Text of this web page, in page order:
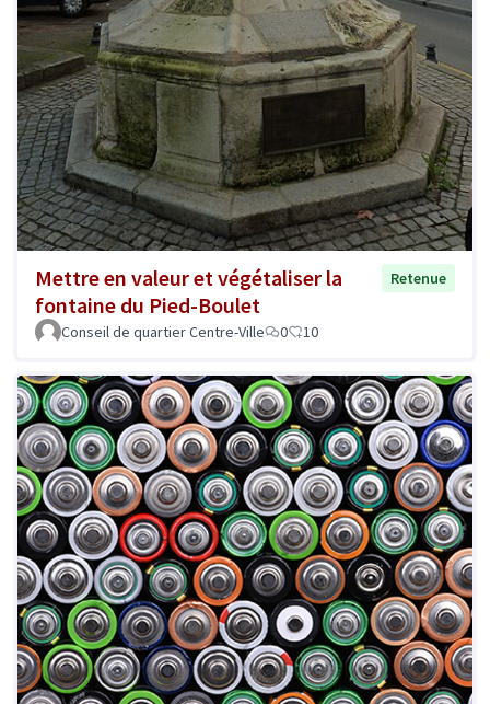
Mettre en valeur et végétaliser la
fontaine du Pied-Boulet
Retenue
Conseil de quartier Centre-Ville 0 10